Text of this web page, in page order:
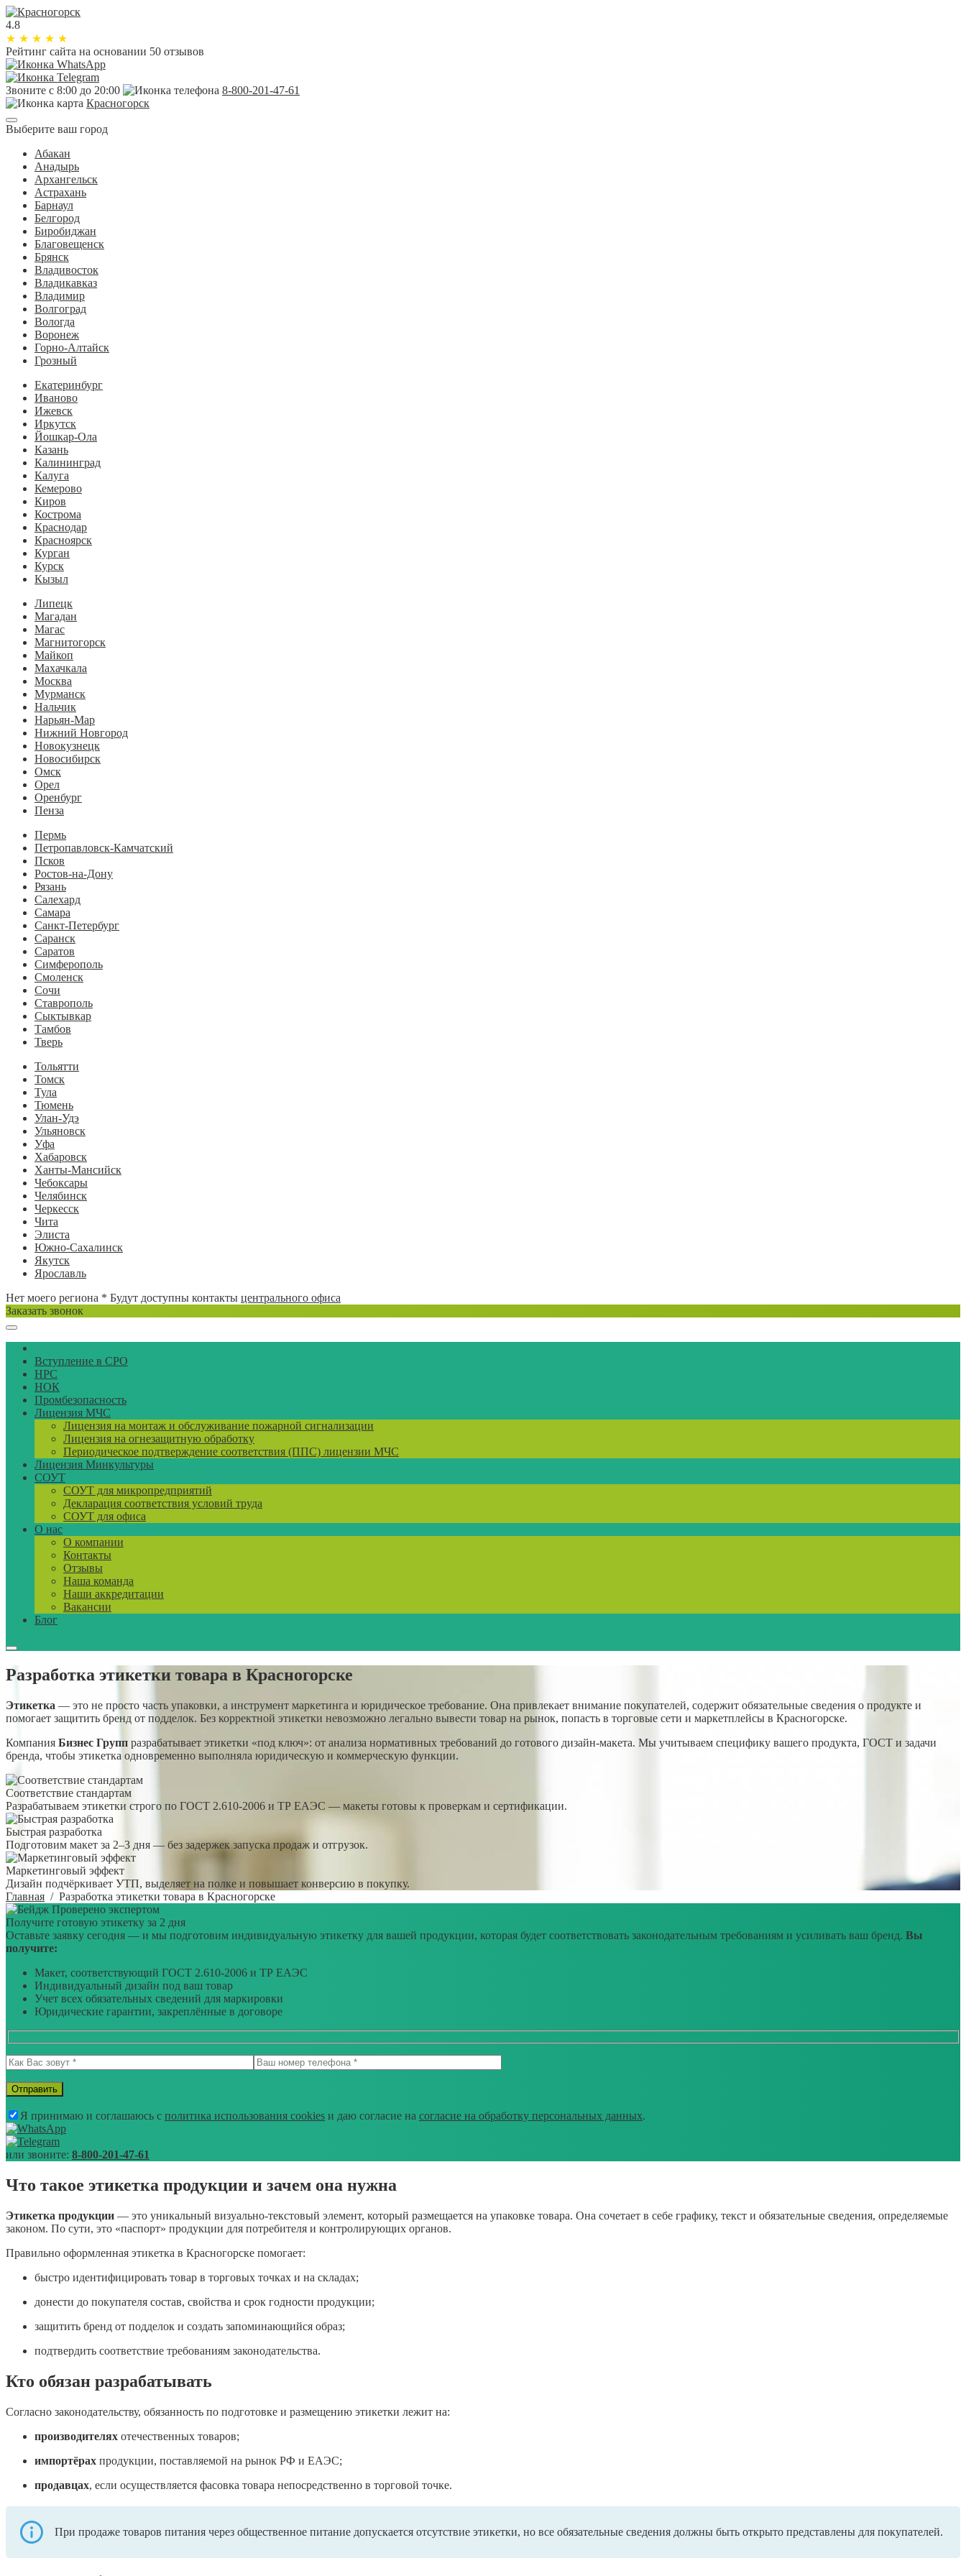
4.8
★ ★ ★ ★ ★
Рейтинг сайта на основании 50 отзывов
Звоните с 8:00 до 20:00
8-800-201-47-61
Красногорск
Выберите ваш город
Абакан
Анадырь
Архангельск
Астрахань
Барнаул
Белгород
Биробиджан
Благовещенск
Брянск
Владивосток
Владикавказ
Владимир
Волгоград
Вологда
Воронеж
Горно-Алтайск
Грозный
Екатеринбург
Иваново
Ижевск
Иркутск
Йошкар-Ола
Казань
Калининград
Калуга
Кемерово
Киров
Кострома
Краснодар
Красноярск
Курган
Курск
Кызыл
Липецк
Магадан
Магас
Магнитогорск
Майкоп
Махачкала
Москва
Мурманск
Нальчик
Нарьян-Мар
Нижний Новгород
Новокузнецк
Новосибирск
Омск
Орел
Оренбург
Пенза
Пермь
Петропавловск-Камчатский
Псков
Ростов-на-Дону
Рязань
Салехард
Самара
Санкт-Петербург
Саранск
Саратов
Симферополь
Смоленск
Сочи
Ставрополь
Сыктывкар
Тамбов
Тверь
Тольятти
Томск
Тула
Тюмень
Улан-Удэ
Ульяновск
Уфа
Хабаровск
Ханты-Мансийск
Чебоксары
Челябинск
Черкесск
Чита
Элиста
Южно-Сахалинск
Якутск
Ярославль
Нет моего региона * Будут доступны контакты центрального офиса
Заказать звонок
Вступление в СРО
НРС
НОК
Промбезопасность
Лицензия МЧС
Лицензия на монтаж и обслуживание пожарной сигнализации
Лицензия на огнезащитную обработку
Периодическое подтверждение соответствия (ППС) лицензии МЧС
Лицензия Минкультуры
СОУТ
СОУТ для микропредприятий
Декларация соответствия условий труда
СОУТ для офиса
О нас
О компании
Контакты
Отзывы
Наша команда
Наши аккредитации
Вакансии
Блог
Разработка этикетки товара в Красногорске
Этикетка — это не просто часть упаковки, а инструмент маркетинга и юридическое требование. Она привлекает внимание покупателей, содержит обязательные сведения о продукте и
помогает защитить бренд от подделок. Без корректной этикетки невозможно легально вывести товар на рынок, попасть в торговые сети и маркетплейсы в Красногорске.
Компания Бизнес Групп разрабатывает этикетки «под ключ»: от анализа нормативных требований до готового дизайн-макета. Мы учитываем специфику вашего продукта, ГОСТ и задачи
бренда, чтобы этикетка одновременно выполняла юридическую и коммерческую функции.
Соответствие стандартам
Разрабатываем этикетки строго по ГОСТ 2.610-2006 и ТР ЕАЭС — макеты готовы к проверкам и сертификации.
Быстрая разработка
Подготовим макет за 2–3 дня — без задержек запуска продаж и отгрузок.
Маркетинговый эффект
Дизайн подчёркивает УТП, выделяет на полке и повышает конверсию в покупку.
Главная / Разработка этикетки товара в Красногорске
Проверено экспертом
Получите готовую этикетку за 2 дня
Оставьте заявку сегодня — и мы подготовим индивидуальную этикетку для вашей продукции, которая будет соответствовать законодательным требованиям и усиливать ваш бренд. Вы
получите:
Макет, соответствующий ГОСТ 2.610-2006 и ТР ЕАЭС
Индивидуальный дизайн под ваш товар
Учет всех обязательных сведений для маркировки
Юридические гарантии, закреплённые в договоре
Я принимаю и соглашаюсь с политика использования cookies и даю согласие на согласие на обработку персональных данных.
или звоните: 8-800-201-47-61
Что такое этикетка продукции и зачем она нужна
Этикетка продукции — это уникальный визуально-текстовый элемент, который размещается на упаковке товара. Она сочетает в себе графику, текст и обязательные сведения, определяемые
законом. По сути, это «паспорт» продукции для потребителя и контролирующих органов.
Правильно оформленная этикетка в Красногорске помогает:
быстро идентифицировать товар в торговых точках и на складах;
донести до покупателя состав, свойства и срок годности продукции;
защитить бренд от подделок и создать запоминающийся образ;
подтвердить соответствие требованиям законодательства.
Кто обязан разрабатывать
Согласно законодательству, обязанность по подготовке и размещению этикетки лежит на:
производителях отечественных товаров;
импортёрах продукции, поставляемой на рынок РФ и ЕАЭС;
продавцах, если осуществляется фасовка товара непосредственно в торговой точке.
При продаже товаров питания через общественное питание допускается отсутствие этикетки, но все обязательные сведения должны быть открыто представлены для покупателей.